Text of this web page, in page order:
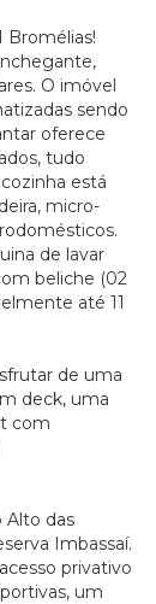
Bromélias!
O imóvel
sendo
oferece
tudo
está
micro-
de lavar
beliche (02
até 11
de uma
deck, uma
com
Alto das
Imbassaí.
privativo
um